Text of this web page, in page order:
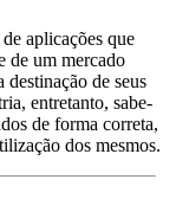
aplicações que
de um mercado
destinação de seus
entretanto, sabe-
de forma correta,
dos mesmos.